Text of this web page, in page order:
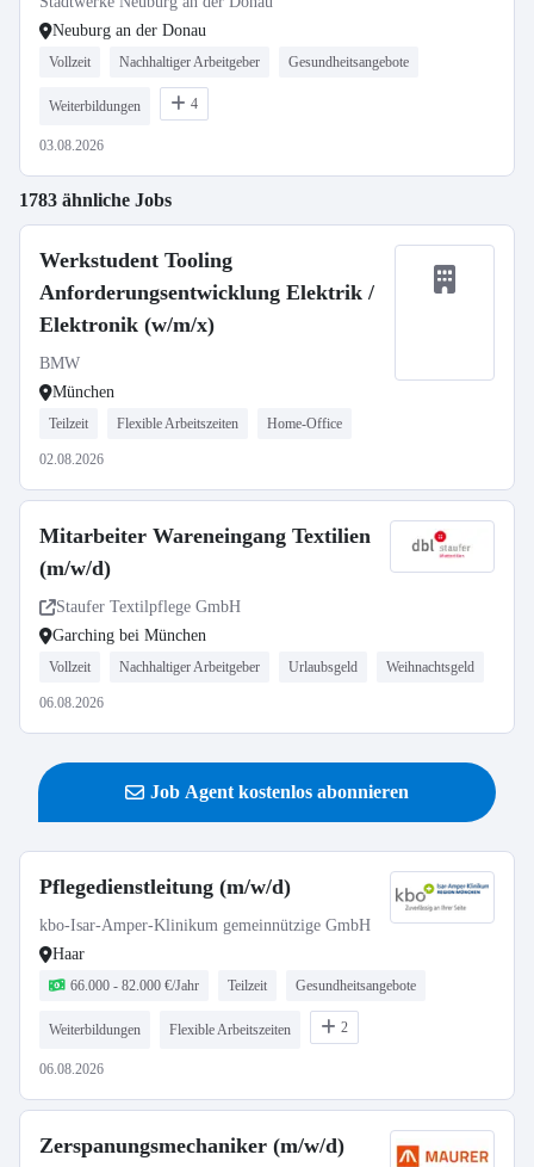
Neuburg an der Donau
Vollzeit Nachhaltiger Arbeitgeber Gesundheitsangebote
Weiterbildungen 4
03.08.2026
1783 ähnliche Jobs
Werkstudent Tooling
Anforderungsentwicklung Elektrik /
Elektronik (w/m/x)
BMW
München
Teilzeit Flexible Arbeitszeiten Home-Office
02.08.2026
Mitarbeiter Wareneingang Textilien
(m/w/d)
Staufer Textilpflege GmbH
Garching bei München
Vollzeit Nachhaltiger Arbeitgeber Urlaubsgeld Weihnachtsgeld
06.08.2026
Job Agent kostenlos abonnieren
Pflegedienstleitung (m/w/d)
kbo-Isar-Amper-Klinikum gemeinnützige GmbH
Haar
66.000 - 82.000 €/Jahr Teilzeit Gesundheitsangebote
Weiterbildungen Flexible Arbeitszeiten 2
06.08.2026
Zerspanungsmechaniker (m/w/d)